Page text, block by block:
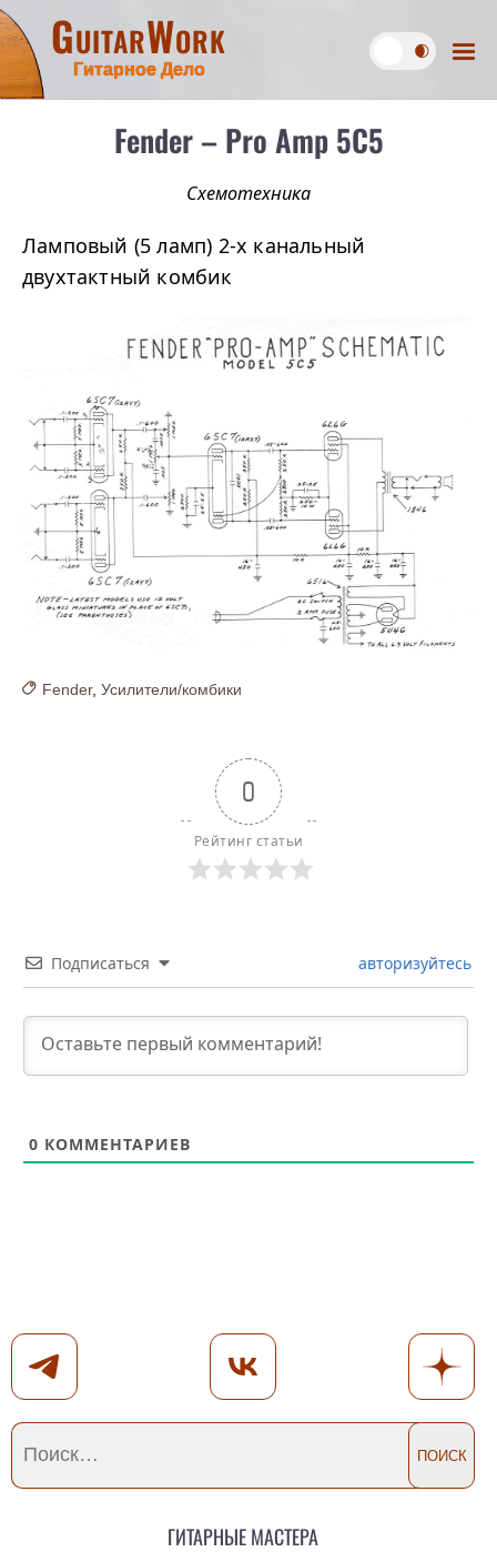
GuitarWork
Гитарное Дело
Fender – Pro Amp 5C5
Схемотехника
Ламповый (5 ламп) 2-х канальный
двухтактный комбик
Fender, Усилители/комбики
0
Рейтинг статьи
Подписаться авторизуйтесь
0 КОММЕНТАРИЕВ
Гитарные мастера